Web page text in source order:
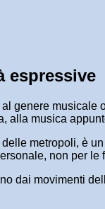
espressive
genere
musica
metropoli, è
non per le
dai movimenti